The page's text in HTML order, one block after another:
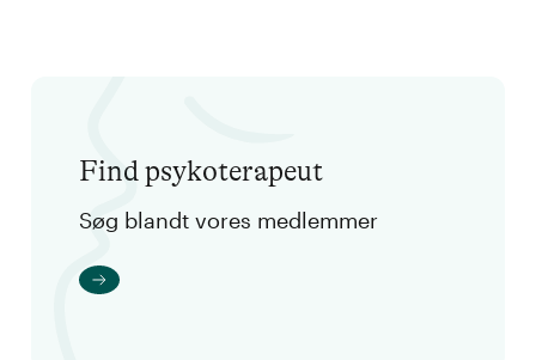
Find psykoterapeut
Søg blandt vores medlemmer